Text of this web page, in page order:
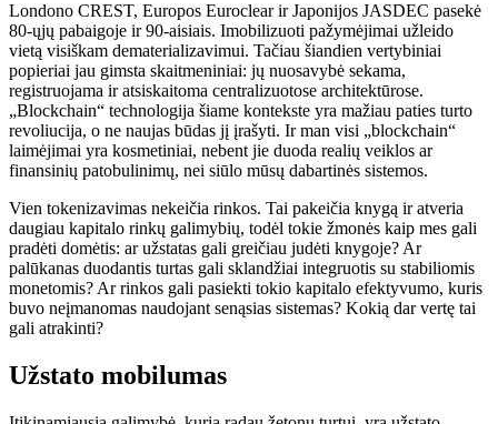
Londono CREST, Europos Euroclear ir Japonijos JASDEC pasekė
80-ųjų pabaigoje ir 90-aisiais. Imobilizuoti pažymėjimai užleido
vietą visiškam dematerializavimui. Tačiau šiandien vertybiniai
popieriai jau gimsta skaitmeniniai: jų nuosavybė sekama,
registruojama ir atsiskaitoma centralizuotose architektūrose.
„Blockchain“ technologija šiame kontekste yra mažiau paties turto
revoliucija, o ne naujas būdas jį įrašyti. Ir man visi „blockchain“
laimėjimai yra kosmetiniai, nebent jie duoda realių veiklos ar
finansinių patobulinimų, nei siūlo mūsų dabartinės sistemos.
Vien tokenizavimas nekeičia rinkos. Tai pakeičia knygą ir atveria
daugiau kapitalo rinkų galimybių, todėl tokie žmonės kaip mes gali
pradėti domėtis: ar užstatas gali greičiau judėti knygoje? Ar
palūkanas duodantis turtas gali sklandžiai integruotis su stabiliomis
monetomis? Ar rinkos gali pasiekti tokio kapitalo efektyvumo, kuris
buvo neįmanomas naudojant senąsias sistemas? Kokią dar vertę tai
gali atrakinti?
Užstato mobilumas